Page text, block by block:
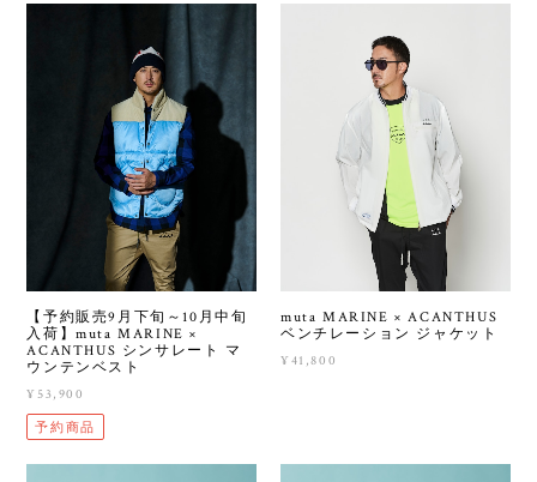
【予約販売9月下旬～10月中旬
入荷】muta MARINE ×
ACANTHUS シンサレート マ
ウンテンベスト
¥53,900
予約商品
muta MARINE × ACANTHUS
ベンチレーション ジャケット
¥41,800